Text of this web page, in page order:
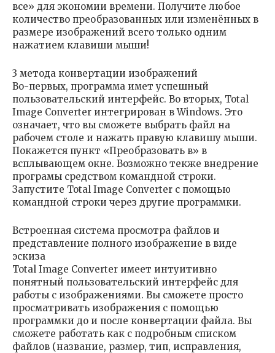
все» для экономии времени. Получите любое
количество преобразованных или изменённых в
размере изображений всего только одним
нажатием клавиши мыши!
3 метода конвертации изображений
Во-первых, программа имет успешный
пользовательский интерфейс. Во вторых, Total
Image Converter интегрирован в Windows. Это
означает, что вы сможете выбрать файл на
рабочем столе и нажать правую клавишу мыши.
Покажется пункт «Преобразовать в» в
всплывающем окне. Возможно текже внедрение
програмы средством командной строки.
Запустите Total Image Converter с помощью
командной строки через другие программки.
Встроенная система просмотра файлов и
представление полного изображение в виде
эскиза
Total Image Converter имеет интуитивно
понятный пользовательский интерфейс для
работы с изображениями. Вы сможете просто
просматривать изображения с помощью
программки до и после конвертации файла. Вы
сможете работать как с подробным списком
файлов (название, размер, тип, исправления,